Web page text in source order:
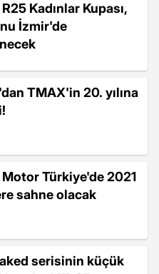
Kadınlar Kupası,
İzmir'de
TMAX'in 20. yılına
Motor Türkiye'de 2021
sahne olacak
serisinin küçük